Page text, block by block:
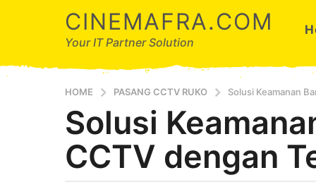
CINEMAFRA.COM
Your IT Partner Solution
HOME PASANG CCTV RUKO Solusi Keamanan
7
b
u
l
Solusi
CCTV dengan